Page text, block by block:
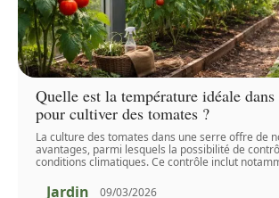
Quelle est la température idéale dans
pour cultiver des tomates ?
La culture des tomates dans une serre offre de
avantages, parmi lesquels la possibilité de
conditions climatiques. Ce contrôle inclut
Jardin 09/03/2026